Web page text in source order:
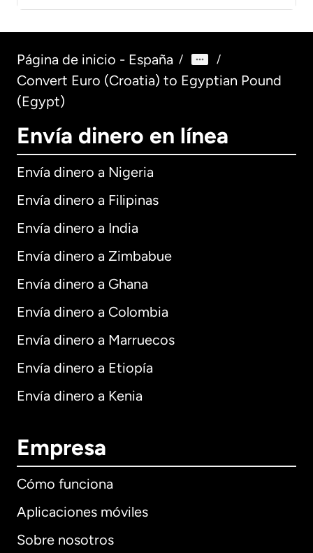
Página de inicio - España / /
Convert Euro (Croatia) to Egyptian Pound
(Egypt)
Envía dinero en línea
Envía dinero a Nigeria
Envía dinero a Filipinas
Envía dinero a India
Envía dinero a Zimbabue
Envía dinero a Ghana
Envía dinero a Colombia
Envía dinero a Marruecos
Envía dinero a Etiopía
Envía dinero a Kenia
Empresa
Cómo funciona
Aplicaciones móviles
Sobre nosotros